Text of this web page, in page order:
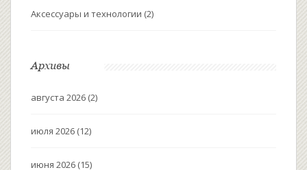
Аксессуары и технологии (2)
Архивы
августа 2026 (2)
июля 2026 (12)
июня 2026 (15)